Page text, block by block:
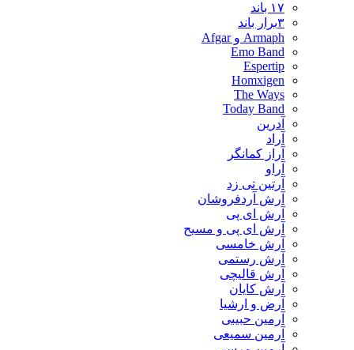
۱۷ باند
۳برار باند
Armaph و Afgar
Emo Band
Espertip
Homxigen
The Ways
Today Band
آدرین
آراد
آراز کمانگر
آراو
آرتین تی زد
آرش آردفروشان
آرش ای پی
آرش ای پی و مسیح
آرش خامسی
آرش رستمی
آرش قالیچی
آرش کایان
​آرض و ارشیا
آرمین حبیبی
آرمین سمیعی